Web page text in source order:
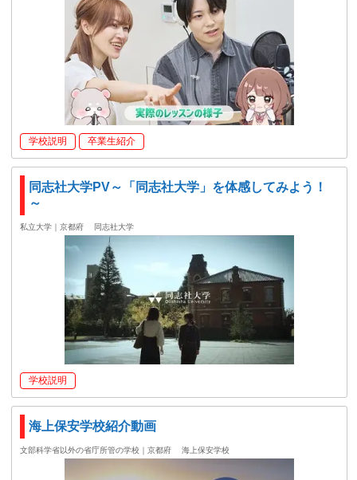
学校説明 卒業生紹介
同志社大学PV～「同志社大学」を体感してみよう！
～
私立大学｜京都府 同志社大学
学校説明
海上保安学校紹介動画
文部科学省以外の省庁所管の学校｜京都府 海上保安学校